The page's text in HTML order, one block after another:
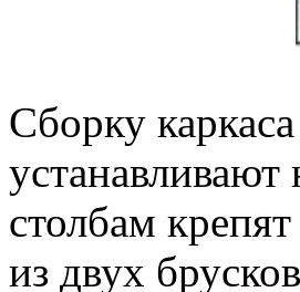
Сборку
столбам
из двух